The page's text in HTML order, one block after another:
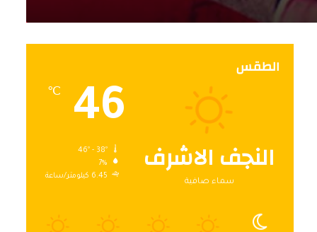
الطقس
النجف الاشرف
سماء صافية
46
℃
7%
6.45 كيلومتر/ساعة